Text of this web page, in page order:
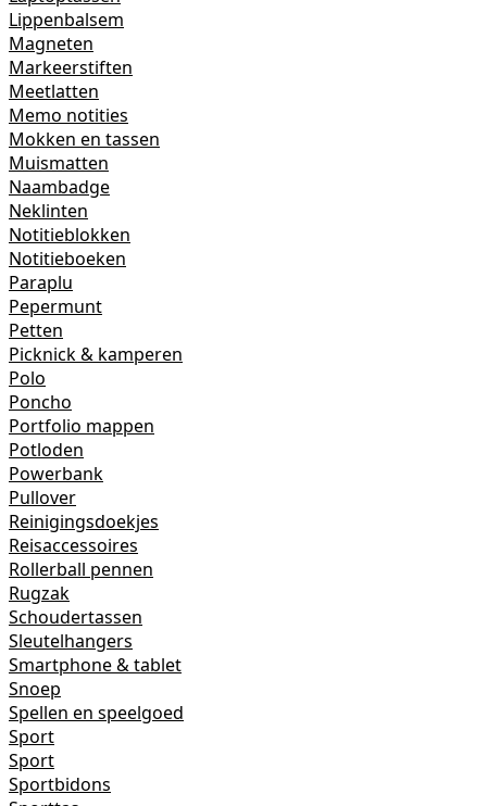
Lippenbalsem
Magneten
Markeerstiften
Meetlatten
Memo notities
Mokken en tassen
Muismatten
Naambadge
Neklinten
Notitieblokken
Notitieboeken
Paraplu
Pepermunt
Petten
Picknick & kamperen
Polo
Poncho
Portfolio mappen
Potloden
Powerbank
Pullover
Reinigingsdoekjes
Reisaccessoires
Rollerball pennen
Rugzak
Schoudertassen
Sleutelhangers
Smartphone & tablet
Snoep
Spellen en speelgoed
Sport
Sport
Sportbidons